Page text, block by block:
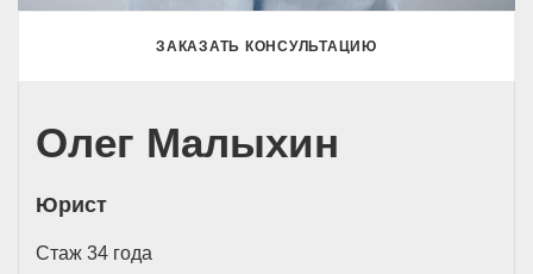
ЗАКАЗАТЬ КОНСУЛЬТАЦИЮ
Олег Малыхин
Юрист
Стаж 34 года